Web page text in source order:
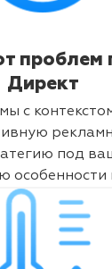
проблем
Директ
с
под
особенности